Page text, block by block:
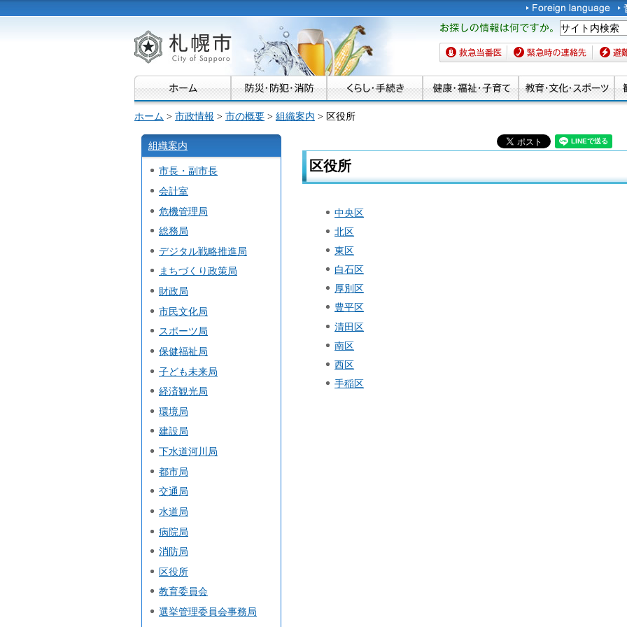
札幌市
お探しの情報は何です
か。
救急当番医 緊急時の連絡先 避難場
ホーム > 市政情報 > 市の概要 > 組織案内 > 区役所
組織案内
市長・副市長
会計室
危機管理局
総務局
デジタル戦略推進局
まちづくり政策局
財政局
市民文化局
スポーツ局
保健福祉局
子ども未来局
経済観光局
環境局
建設局
下水道河川局
都市局
交通局
水道局
病院局
消防局
区役所
教育委員会
選挙管理委員会事務局
区役所
中央区
北区
東区
白石区
厚別区
豊平区
清田区
南区
西区
手稲区